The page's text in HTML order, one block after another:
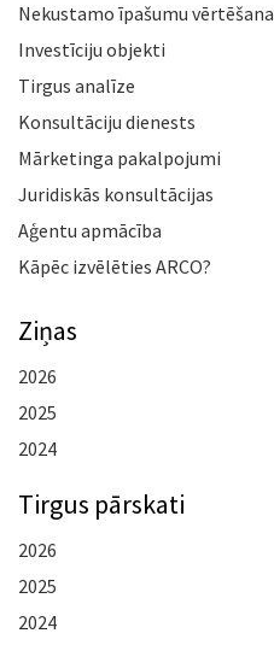
Nekustamo īpašumu vērtēšana
Investīciju objekti
Tirgus analīze
Konsultāciju dienests
Mārketinga pakalpojumi
Juridiskās konsultācijas
Aģentu apmācība
Kāpēc izvēlēties ARCO?
Ziņas
2026
2025
2024
Tirgus pārskati
2026
2025
2024